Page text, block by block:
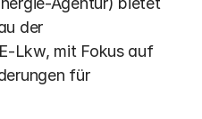
der
Lkw, mit Fokus auf
für